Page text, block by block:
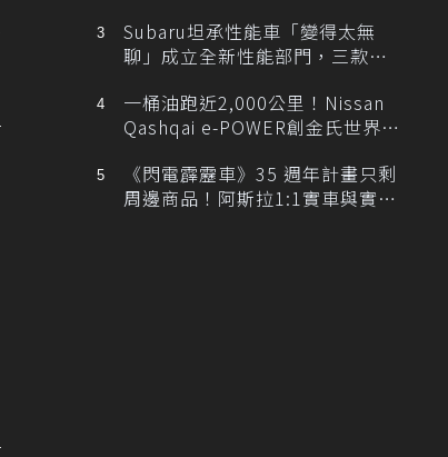
Subaru坦承性能車「變得太無
聊」成立全新性能部門，三款手
一桶油跑近2,000公里！Nissan
Qashqai e-POWER創金氏世界紀
《閃電霹靂車》35 週年計畫只剩
周邊商品！阿斯拉1:1實車與實體